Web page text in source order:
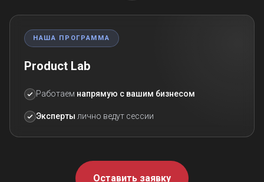
НАША ПРОГРАММА
Product Lab
Работаем напрямую с вашим бизнесом
Эксперты лично ведут сессии
Оставить заявку